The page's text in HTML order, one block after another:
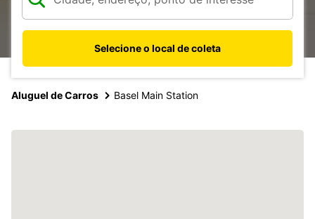
Selecione o local de coleta
Aluguel de Carros Basel Main Station